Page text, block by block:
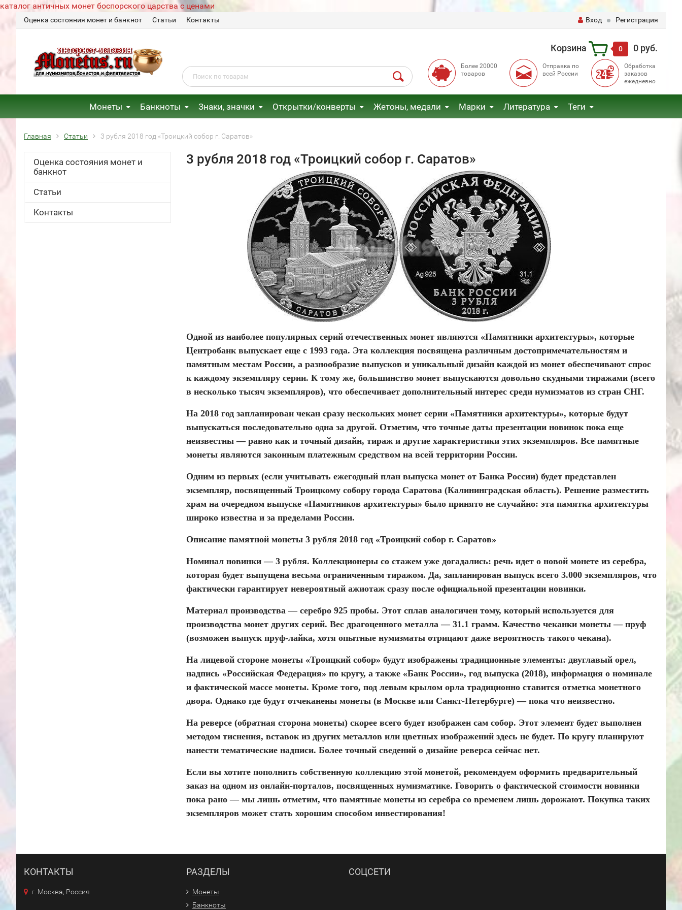
каталог античных монет боспорского царства с ценами
Оценка состояния монет и банкнот Статьи Контакты Вход Регистрация
Корзина 0 0 руб.
Более 20000
товаров
Отправка по
всей России
Обработка
заказов
ежедневно
Монеты Банкноты Знаки, значки Открытки/конверты Жетоны, медали Марки Литература Теги
Главная Статьи 3 рубля 2018 год «Троицкий собор г. Саратов»
Оценка состояния монет и
банкнот
Статьи
Контакты
3 рубля 2018 год «Троицкий собор г. Саратов»
Одной из наиболее популярных серий отечественных монет являются «Памятники архитектуры», которые
Центробанк выпускает еще с 1993 года. Эта коллекция посвящена различным достопримечательностям и
памятным местам России, а разнообразие выпусков и уникальный дизайн каждой из монет обеспечивают спрос
к каждому экземпляру серии. К тому же, большинство монет выпускаются довольно скудными тиражами (всего
в несколько тысяч экземпляров), что обеспечивает дополнительный интерес среди нумизматов из стран СНГ.
На 2018 год запланирован чекан сразу нескольких монет серии «Памятники архитектуры», которые будут
выпускаться последовательно одна за другой. Отметим, что точные даты презентации новинок пока еще
неизвестны — равно как и точный дизайн, тираж и другие характеристики этих экземпляров. Все памятные
монеты являются законным платежным средством на всей территории России.
Одним из первых (если учитывать ежегодный план выпуска монет от Банка России) будет представлен
экземпляр, посвященный Троицкому собору города Саратова (Калининградская область). Решение разместить
храм на очередном выпуске «Памятников архитектуры» было принято не случайно: эта памятка архитектуры
широко известна и за пределами России.
Описание памятной монеты 3 рубля 2018 год «Троицкий собор г. Саратов»
Номинал новинки — 3 рубля. Коллекционеры со стажем уже догадались: речь идет о новой монете из серебра,
которая будет выпущена весьма ограниченным тиражом. Да, запланирован выпуск всего 3.000 экземпляров, что
фактически гарантирует невероятный ажиотаж сразу после официальной презентации новинки.
Материал производства — серебро 925 пробы. Этот сплав аналогичен тому, который используется для
производства монет других серий. Вес драгоценного металла — 31.1 грамм. Качество чеканки монеты — пруф
(возможен выпуск пруф-лайка, хотя опытные нумизматы отрицают даже вероятность такого чекана).
На лицевой стороне монеты «Троицкий собор» будут изображены традиционные элементы: двуглавый орел,
надпись «Российская Федерация» по кругу, а также «Банк России», год выпуска (2018), информация о номинале
и фактической массе монеты. Кроме того, под левым крылом орла традиционно ставится отметка монетного
двора. Однако где будут отчеканены монеты (в Москве или Санкт-Петербурге) — пока что неизвестно.
На реверсе (обратная сторона монеты) скорее всего будет изображен сам собор. Этот элемент будет выполнен
методом тиснения, вставок из других металлов или цветных изображений здесь не будет. По кругу планируют
нанести тематические надписи. Более точный сведений о дизайне реверса сейчас нет.
Если вы хотите пополнить собственную коллекцию этой монетой, рекомендуем оформить предварительный
заказ на одном из онлайн-порталов, посвященных нумизматике. Говорить о фактической стоимости новинки
пока рано — мы лишь отметим, что памятные монеты из серебра со временем лишь дорожают. Покупка таких
экземпляров может стать хорошим способом инвестирования!
КОНТАКТЫ
г. Москва, Россия
РАЗДЕЛЫ
Монеты
Банкноты
СОЦСЕТИ